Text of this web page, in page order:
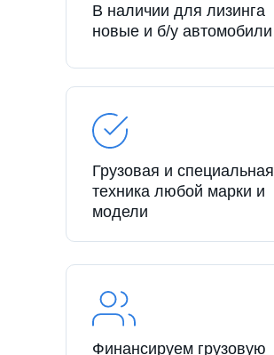
В наличии для лизинга
новые и б/у автомобили
Грузовая и специальная
техника любой марки и
модели
Финансируем грузовую